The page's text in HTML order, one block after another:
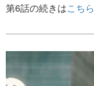
第6話の続きはこちら